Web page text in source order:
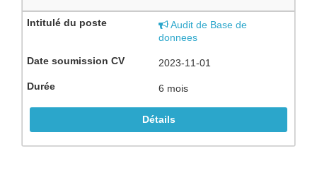
Audit de Base de
donnees
2023-11-01
6 mois
Détails